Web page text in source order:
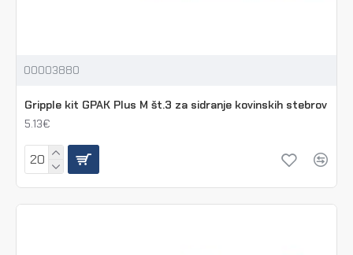
00003880
Gripple kit GPAK Plus M št.3 za sidranje kovinskih stebrov
5.13€